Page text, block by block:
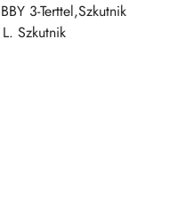
3-Terttel,Szkutnik
Szkutnik